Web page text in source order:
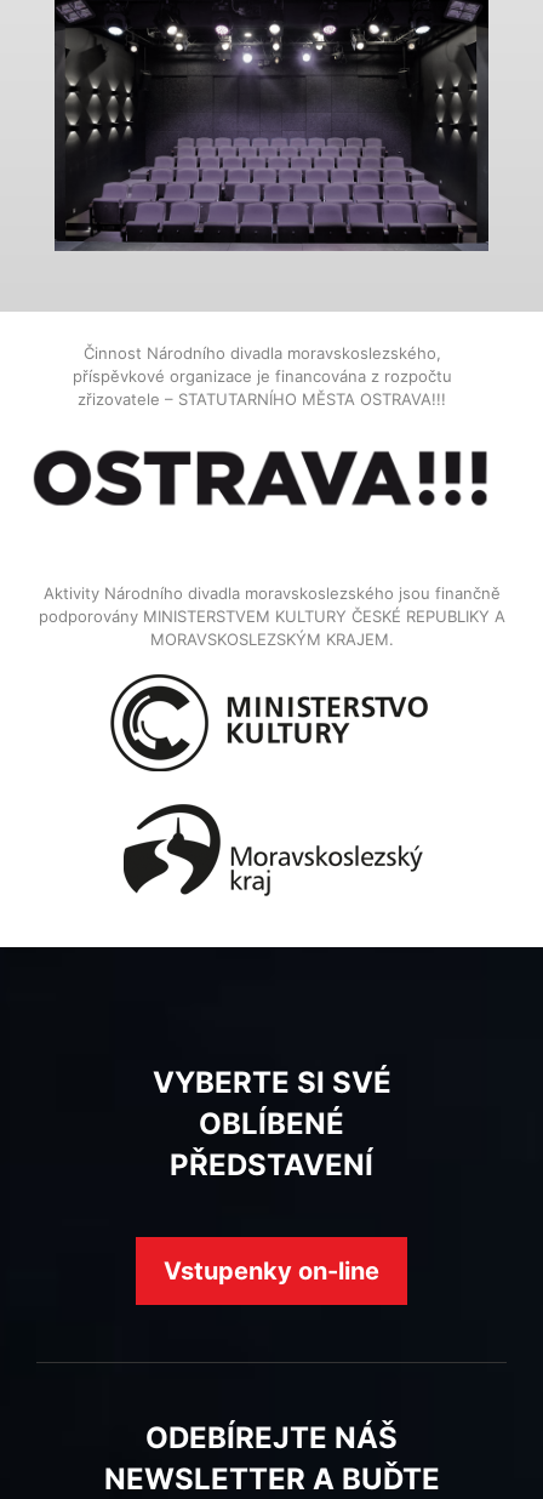
Činnost Národního divadla moravskoslezského,
příspěvkové organizace je financována z rozpočtu
zřizovatele – STATUTARNÍHO MĚSTA OSTRAVA!!!
Aktivity Národního divadla moravskoslezského jsou finančně
podporovány MINISTERSTVEM KULTURY ČESKÉ REPUBLIKY A
MORAVSKOSLEZSKÝM KRAJEM.
VYBERTE SI SVÉ
OBLÍBENÉ
PŘEDSTAVENÍ
Vstupenky on-line
ODEBÍREJTE NÁŠ
NEWSLETTER A BUĎTE